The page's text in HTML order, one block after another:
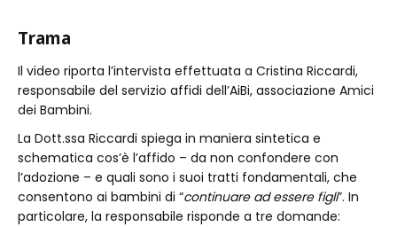
Trama
Il video riporta l’intervista effettuata a Cristina Riccardi,
responsabile del servizio affidi dell’AiBi, associazione Amici
dei Bambini.
La Dott.ssa Riccardi spiega in maniera sintetica e
schematica cos’è l’affido – da non confondere con
l’adozione – e quali sono i suoi tratti fondamentali, che
consentono ai bambini di “continuare ad essere figli”. In
particolare, la responsabile risponde a tre domande: